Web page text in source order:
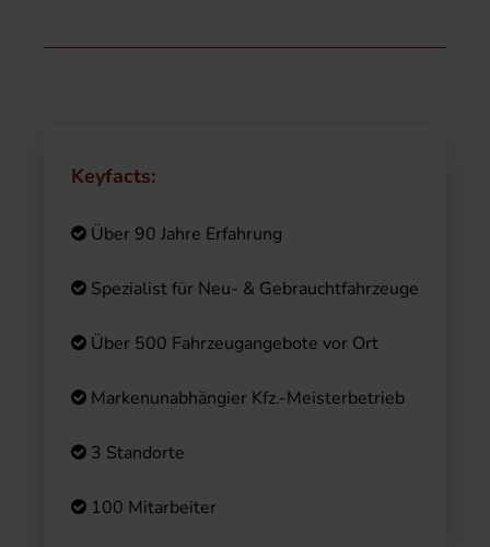
Keyfacts:
Über 90 Jahre Erfahrung
Spezialist für Neu- & Gebrauchtfahrzeuge
Über 500 Fahrzeugangebote vor Ort
Markenunabhängier Kfz.-Meisterbetrieb
3 Standorte
100 Mitarbeiter